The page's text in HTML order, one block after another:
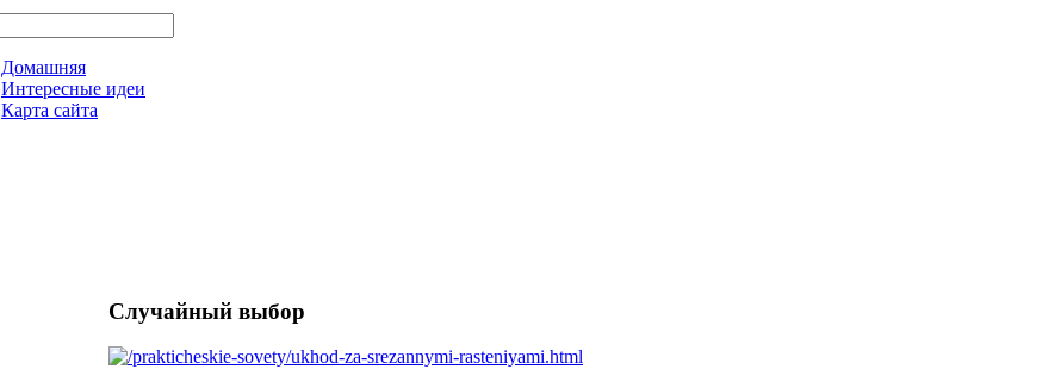
Домашняя
Интересные идеи
Карта сайта
Случайный выбор